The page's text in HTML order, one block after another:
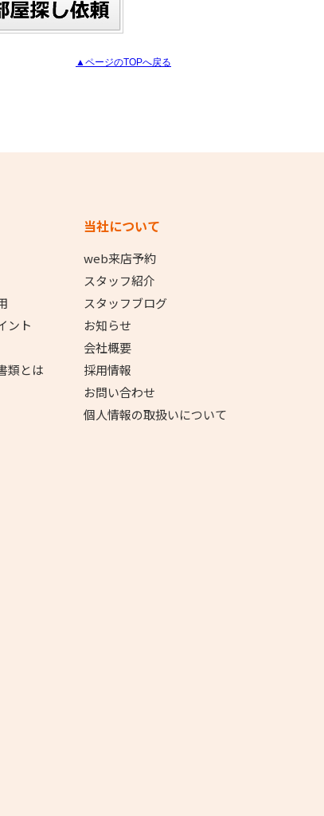
▲ページのTOPへ戻る
ント
類とは
当社について
web来店予約
スタッフ紹介
スタッフブログ
お知らせ
会社概要
採用情報
お問い合わせ
個人情報の取扱いについて